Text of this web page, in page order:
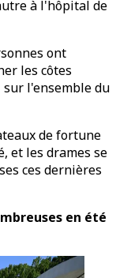
à l'hôpital de
ont
les côtes
l'ensemble du
de fortune
et les drames se
ces dernières
en été